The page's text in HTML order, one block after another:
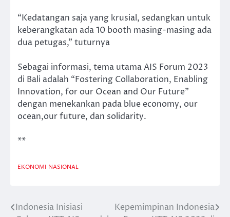
“Kedatangan saja yang krusial, sedangkan untuk
keberangkatan ada 10 booth masing-masing ada
dua petugas,” tuturnya
Sebagai informasi, tema utama AIS Forum 2023
di Bali adalah “Fostering Collaboration, Enabling
Innovation, for our Ocean and Our Future”
dengan menekankan pada blue economy, our
ocean,our future, dan solidarity.
**
EKONOMI NASIONAL
Post
Indonesia Inisiasi
Kepemimpinan Indonesia